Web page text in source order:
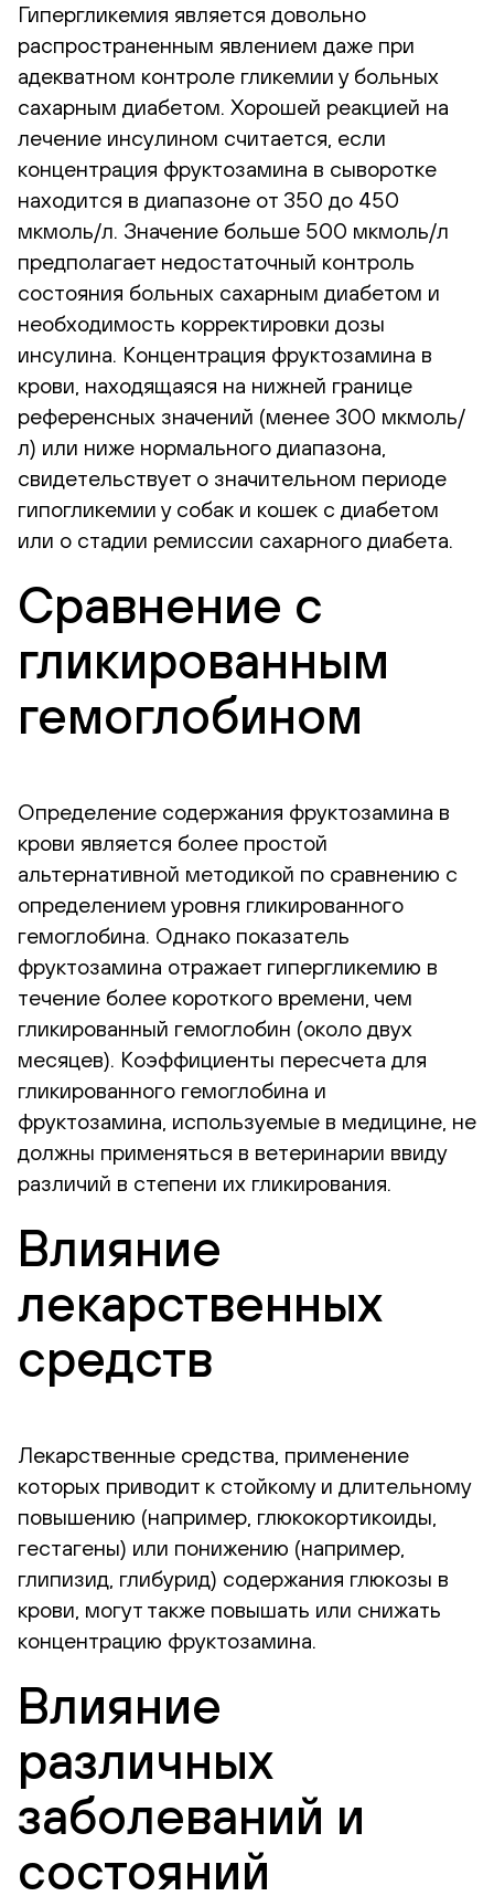
Гипергликемия является довольно
распространенным явлением даже при
адекватном контроле гликемии у больных
сахарным диабетом. Хорошей реакцией на
лечение инсулином считается, если
концентрация фруктозамина в сыворотке
находится в диапазоне от 350 до 450
мкмоль/л. Значение больше 500 мкмоль/л
предполагает недостаточный контроль
состояния больных сахарным диабетом и
необходимость корректировки дозы
инсулина. Концентрация фруктозамина в
крови, находящаяся на нижней границе
референсных значений (менее 300 мкмоль/
л) или ниже нормального диапазона,
свидетельствует о значительном периоде
гипогликемии у собак и кошек с диабетом
или о стадии ремиссии сахарного диабета.
Сравнение с
гликированным
гемоглобином
Определение содержания фруктозамина в
крови является более простой
альтернативной методикой по сравнению с
определением уровня гликированного
гемоглобина. Однако показатель
фруктозамина отражает гипергликемию в
течение более короткого времени, чем
гликированный гемоглобин (около двух
месяцев). Коэффициенты пересчета для
гликированного гемоглобина и
фруктозамина, используемые в медицине, не
должны применяться в ветеринарии ввиду
различий в степени их гликирования.
Влияние
лекарственных
средств
Лекарственные средства, применение
которых приводит к стойкому и длительному
повышению (например, глюкокортикоиды,
гестагены) или понижению (например,
глипизид, глибурид) содержания глюкозы в
крови, могут также повышать или снижать
концентрацию фруктозамина.
Влияние
различных
заболеваний и
состояний